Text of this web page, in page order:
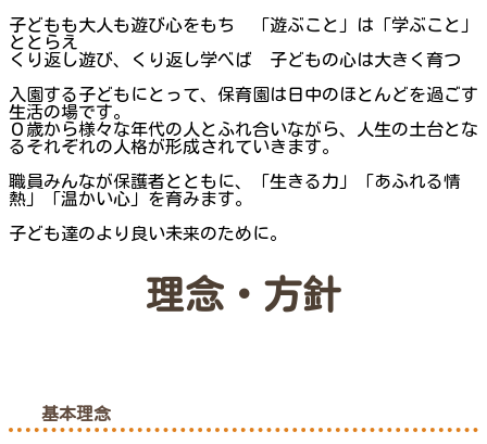
子どもも大人も遊び心をもち 「遊ぶこと」は「学ぶこと」
ととらえ
くり返し遊び、くり返し学べば 子どもの心は大きく育つ
入園する子どもにとって、保育園は日中のほとんどを過ごす
生活の場です。
０歳から様々な年代の人とふれ合いながら、人生の土台とな
るそれぞれの人格が形成されていきます。
職員みんなが保護者とともに、「生きる力」「あふれる情
熱」「温かい心」を育みます。
子ども達のより良い未来のために。
理念・方針
基本理念